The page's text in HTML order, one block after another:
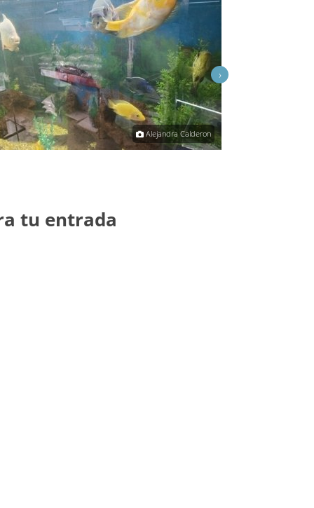
Alejandra Calderon
›
tu entrada